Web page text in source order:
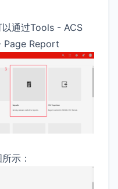
通过Tools - ACS
Report
示：